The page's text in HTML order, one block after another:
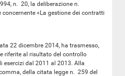
n. 20, la deliberazione n.
«La gestione dei contratti
22 dicembre 2014, ha trasmesso,
riferite al risultato del controllo
esercizi dal 2011 al 2013. Alla
della citata legge n. 259 del